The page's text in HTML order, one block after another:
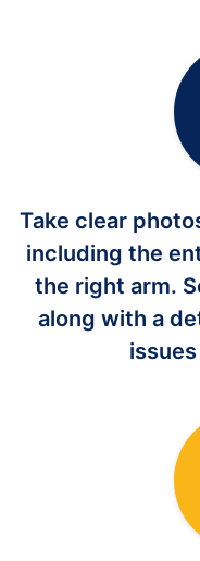
Take clear
including the
the right arm.
along with a